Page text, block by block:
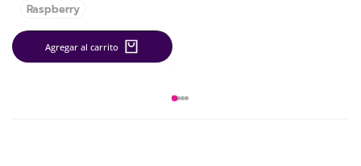
Raspberry
Agregar al carrito